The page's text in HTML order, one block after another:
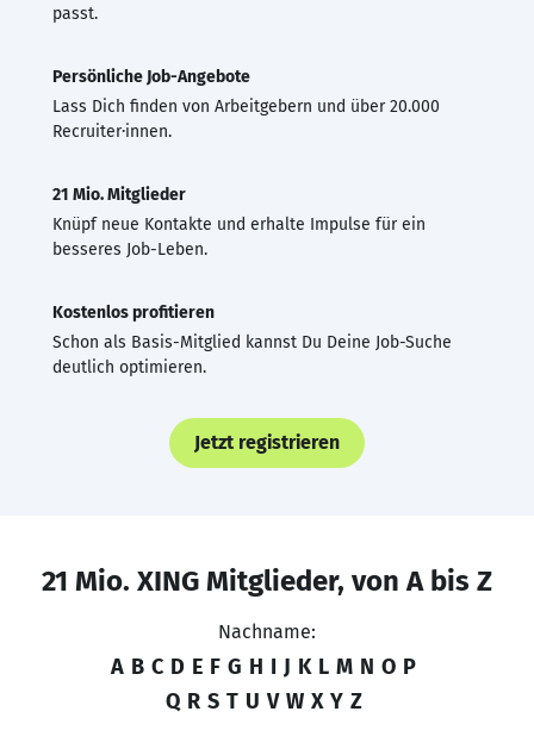
passt.
Persönliche Job-Angebote
Lass Dich finden von Arbeitgebern und über 20.000
Recruiter·innen.
21 Mio. Mitglieder
Knüpf neue Kontakte und erhalte Impulse für ein
besseres Job-Leben.
Kostenlos profitieren
Schon als Basis-Mitglied kannst Du Deine Job-Suche
deutlich optimieren.
Jetzt registrieren
21 Mio. XING Mitglieder, von A bis Z
Nachname:
A B C D E F G H I J K L M N O P
Q R S T U V W X Y Z